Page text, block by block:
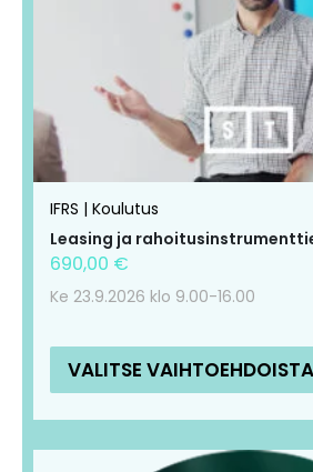
IFRS | Koulutus
Leasing ja
690,00 €
Ke 23.9.2026 klo 9.00-16.00
VALITSE VAIHTOEHDOISTA